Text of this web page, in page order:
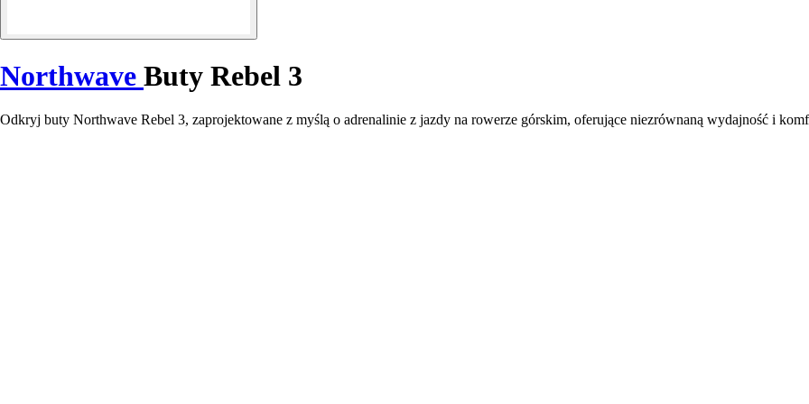
Northwave Buty Rebel 3
Odkryj buty Northwave Rebel 3, zaprojektowane z myślą o adrenalinie z jazdy na rowerze górskim, oferujące niezrównaną wydajność i